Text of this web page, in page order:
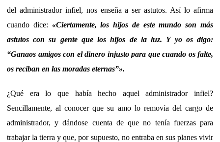
del administrador infiel, nos enseña a ser astutos. Así lo afirma
cuando dice: «Ciertamente, los hijos de este mundo son más
astutos con su gente que los hijos de la luz. Y yo os digo:
“Ganaos amigos con el dinero injusto para que cuando os falte,
os reciban en las moradas eternas”».
¿Qué era lo que había hecho aquel administrador infiel?
Sencillamente, al conocer que su amo lo removía del cargo de
administrador, y dándose cuenta de que no tenía fuerzas para
trabajar la tierra y que, por supuesto, no entraba en sus planes vivir